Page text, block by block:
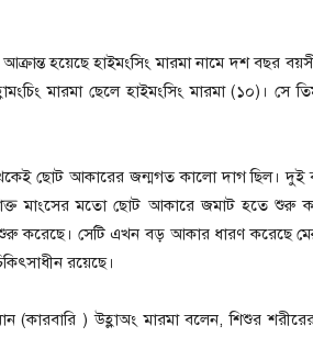
আক্রান্ত হয়েছে হাইমংসিং মারমা নামে দশ বছর
মারমা ছেলে হাইমংসিং মারমা (১০)। সে
ছোট আকারের জন্মগত কালো দাগ ছিল।
মাংসের মতো ছোট আকারে জমাট হতে শুরু
করেছে। সেটি এখন বড় আকার ধারণ করেছে
রয়েছে।
(কারবারি ) উহ্লাঅং মারমা বলেন, শিশুর